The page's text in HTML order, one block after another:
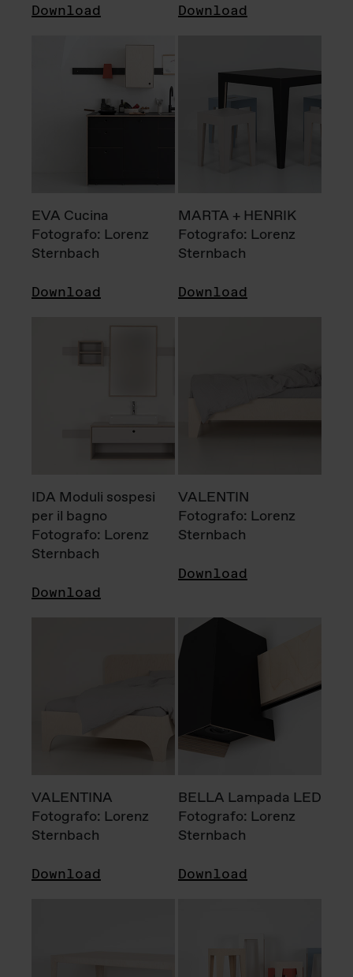
Download Download
EVA Cucina
Fotografo: Lorenz
Sternbach
Download
MARTA + HENRIK
Fotografo: Lorenz
Sternbach
Download
IDA Moduli sospesi
per il bagno
Fotografo: Lorenz
Sternbach
Download
VALENTIN
Fotografo: Lorenz
Sternbach
Download
VALENTINA
Fotografo: Lorenz
Sternbach
Download
BELLA Lampada LED
Fotografo: Lorenz
Sternbach
Download